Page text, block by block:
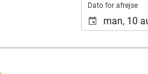
Dato for afrejse